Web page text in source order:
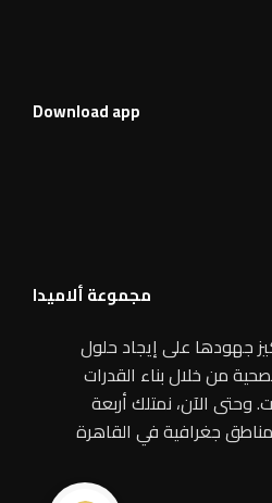
Download app
مجموعة ألاميدا
جهودها على إيجاد حلول
من خلال بناء القدرات
وحتى الآن، نمتلك أربعة
جغرافية في القاهرة